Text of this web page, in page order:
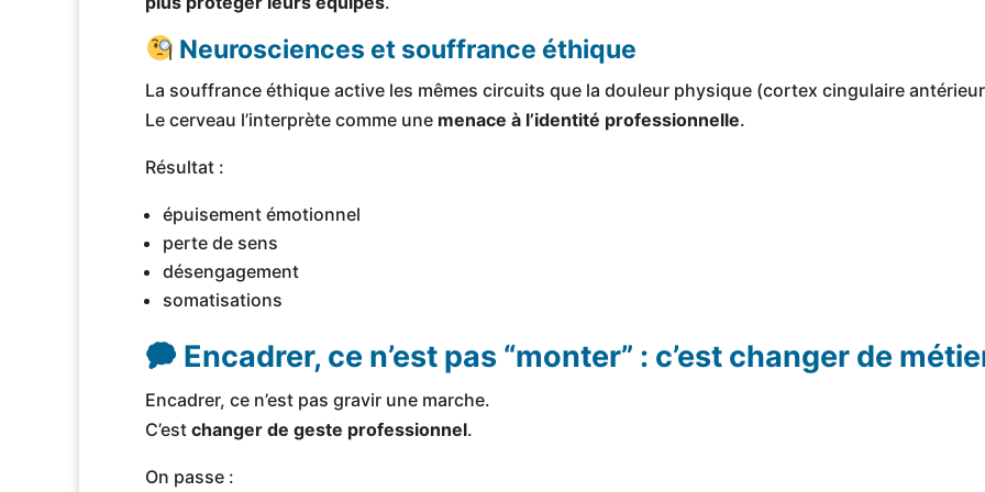
Neurosciences et souffrance éthique
La souffrance éthique active les mêmes circuits que la douleur physique (cortex cingulaire
Le cerveau l’interprète comme une menace à l’identité professionnelle.
Résultat :
épuisement émotionnel
perte de sens
désengagement
somatisations
🗭 Encadrer, ce n’est pas “monter” : c’est changer de
Encadrer, ce n’est pas gravir une marche.
C’est changer de geste professionnel.
On passe :